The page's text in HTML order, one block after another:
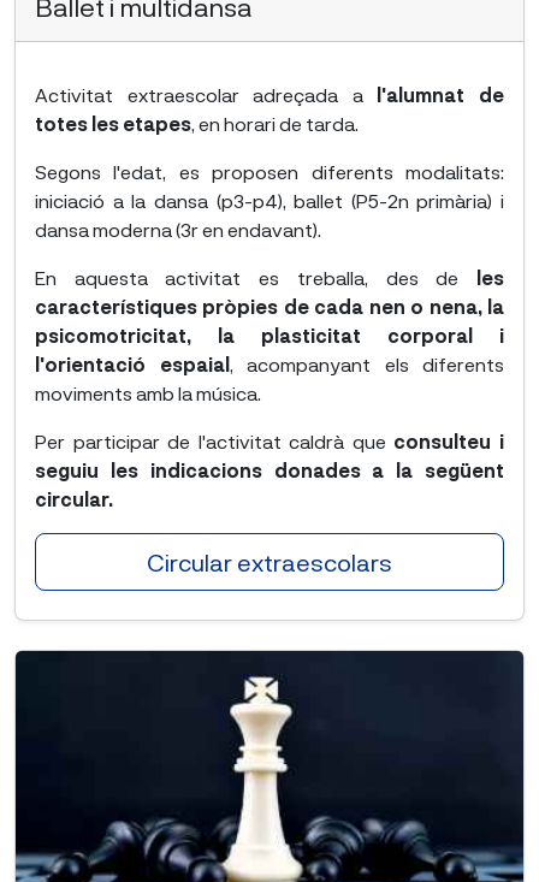
Ballet i multidansa
Activitat extraescolar adreçada a
l'alumnat de
totes les etapes, en horari de tarda.
Segons l'edat, es proposen diferents modalitats:
iniciació a la dansa (p3-p4), ballet (P5-2n primària) i
dansa moderna (3r en endavant).
En aquesta activitat es treballa, des de
les
característiques pròpies de cada nen o nena, la
psicomotricitat, la plasticitat corporal i
l'orientació espaial , acompanyant els diferents
moviments amb la música.
Per participar de l'activitat caldrà que consulteu i
seguiu les indicacions donades a la següent
circular.
Circular extraescolars